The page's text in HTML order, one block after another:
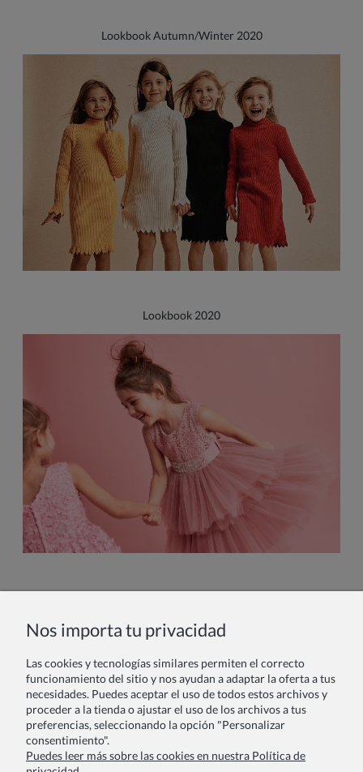
Lookbook Autumn/Winter 2020
Lookbook 2020
Nos importa tu privacidad
Las cookies y tecnologías similares permiten el correcto
funcionamiento del sitio y nos ayudan a adaptar la oferta a tus
necesidades. Puedes aceptar el uso de todos estos archivos y
proceder a la tienda o ajustar el uso de los archivos a tus
preferencias, seleccionando la opción "Personalizar
consentimiento".
Puedes leer más sobre las cookies en nuestra Política de